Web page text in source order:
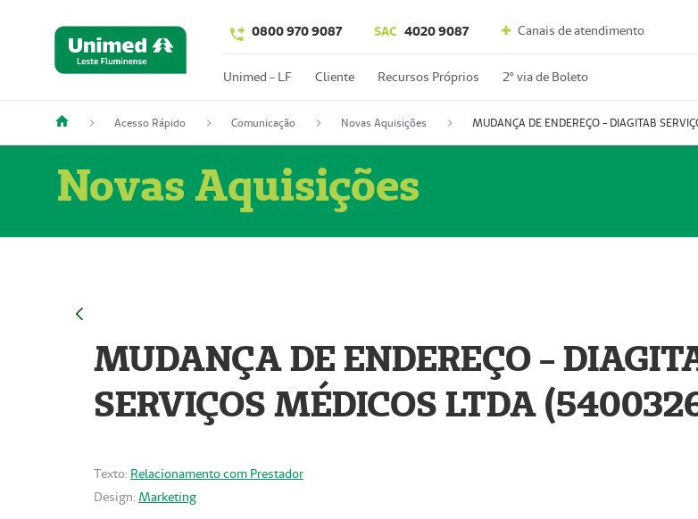
0800 970 9087 SAC 4020 9087 Canais de atendimento
Unimed - LF Cliente Recursos Próprios 2º via de Boleto
Acesso Rápido Comunicação Novas Aquisições
Novas Aquisições
MUDANÇA DE ENDEREÇO -
SERVIÇOS MÉDICOS LTDA
Texto: Relacionamento com Prestador
Design: Marketing